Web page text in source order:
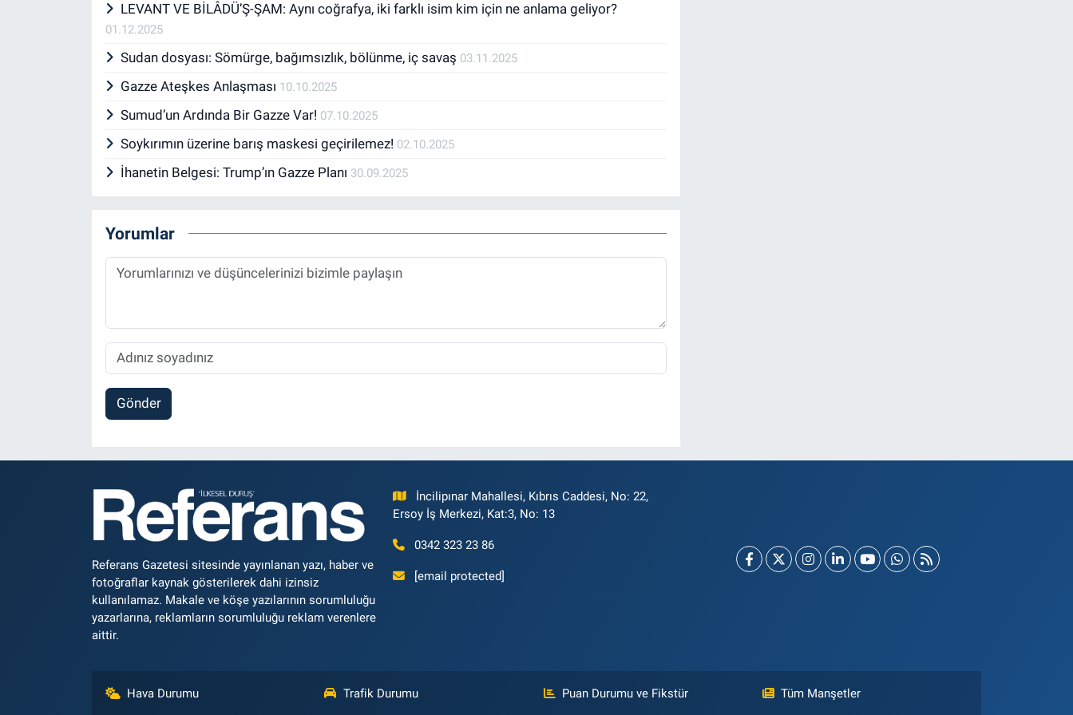
LEVANT VE BİLÂDÜ’Ş-ŞAM: Aynı coğrafya, iki farklı isim kim için ne anlama geliyor?
01.12.2025
Sudan dosyası: Sömürge, bağımsızlık, bölünme, iç savaş 03.11.2025
Gazze Ateşkes Anlaşması 10.10.2025
Sumud’un Ardında Bir Gazze Var! 07.10.2025
Soykırımın üzerine barış maskesi geçirilemez! 02.10.2025
İhanetin Belgesi: Trump’ın Gazze Planı 30.09.2025
Yorumlar
Gönder
Referans Gazetesi sitesinde yayınlanan yazı, haber ve
fotoğraflar kaynak gösterilerek dahi izinsiz
kullanılamaz. Makale ve köşe yazılarının sorumluluğu
yazarlarına, reklamların sorumluluğu reklam verenlere
aittir.
İncilipınar Mahallesi, Kıbrıs Caddesi, No: 22,
Ersoy İş Merkezi, Kat:3, No: 13
0342 323 23 86
[email protected]
Hava Durumu Trafik Durumu Puan Durumu ve Fikstür Tüm Manşetler